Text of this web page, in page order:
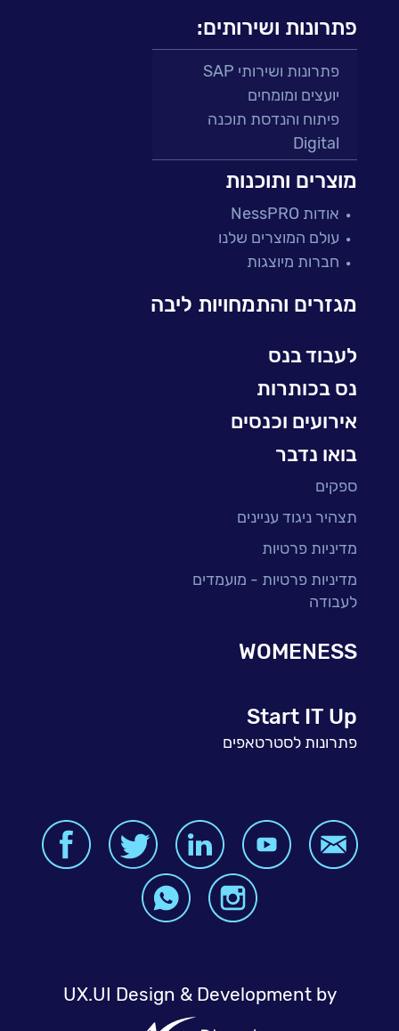
פתרונות ושירותים:
פתרונות ושירותי SAP
יועצים ומומחים
פיתוח והנדסת תוכנה
Digital
פתרונות למגזר הפיננסי
מיקור חוץ ושירותים מנוהלים
בדיקות והבטחת איכות
עולמות הענן
עולמות הסייבר
BI, Analytics & Big-Data
מוצרים ותוכנות
אודות NessPRO
עולם המוצרים שלנו
חברות מיוצגות
מגזרים והתמחויות ליבה
לעבוד בנס
נס בכותרות
אירועים וכנסים
בואו נדבר
ספקים
תצהיר ניגוד עניינים
מדיניות פרטיות
מדיניות פרטיות - מועמדים
לעבודה
WOMENESS
Start IT Up
פתרונות לסטרטאפים
UX.UI Design & Development by